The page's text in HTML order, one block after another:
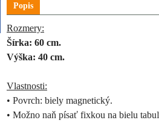
Popis
Rozmery:
Šírka: 60 cm.
Výška: 40 cm.
Vlastnosti:
• Povrch: biely magnetický.
• Možno naň písať fixkou na bielu